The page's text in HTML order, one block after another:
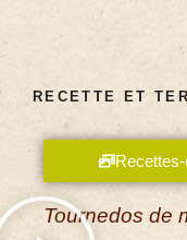
RECETTE ET
Recettes-
Tournedos de